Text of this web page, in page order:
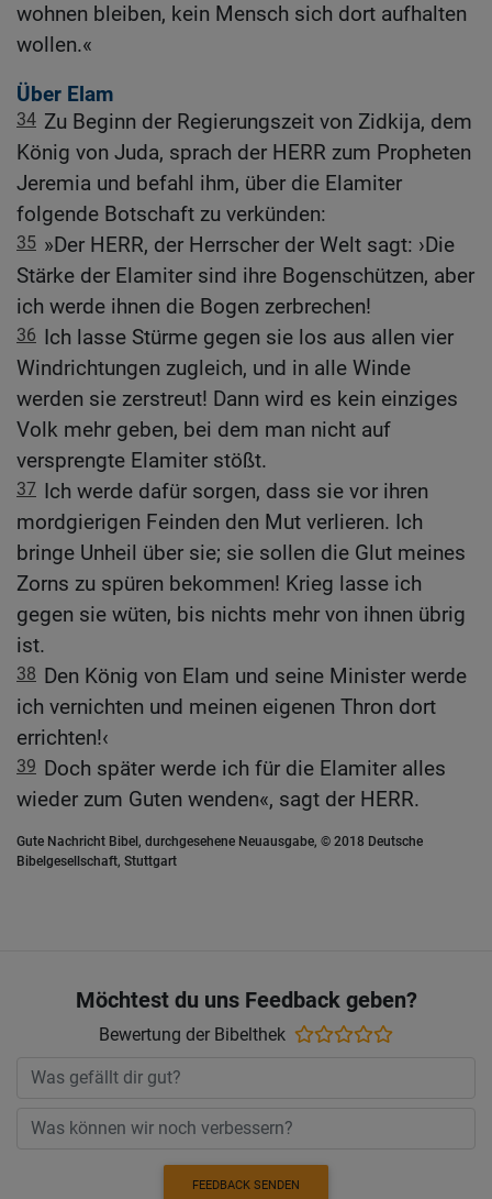
wohnen bleiben, kein Mensch sich dort aufhalten
wollen.«
Über Elam
34 Zu Beginn der Regierungszeit von Zidkija, dem
König von Juda, sprach der HERR zum Propheten
Jeremia und befahl ihm, über die Elamiter
folgende Botschaft zu verkünden:
35 »Der HERR, der Herrscher der Welt sagt: ›Die
Stärke der Elamiter sind ihre Bogenschützen, aber
ich werde ihnen die Bogen zerbrechen!
36 Ich lasse Stürme gegen sie los aus allen vier
Windrichtungen zugleich, und in alle Winde
werden sie zerstreut! Dann wird es kein einziges
Volk mehr geben, bei dem man nicht auf
versprengte Elamiter stößt.
37 Ich werde dafür sorgen, dass sie vor ihren
mordgierigen Feinden den Mut verlieren. Ich
bringe Unheil über sie; sie sollen die Glut meines
Zorns zu spüren bekommen! Krieg lasse ich
gegen sie wüten, bis nichts mehr von ihnen übrig
ist.
38 Den König von Elam und seine Minister werde
ich vernichten und meinen eigenen Thron dort
errichten!‹
39 Doch später werde ich für die Elamiter alles
wieder zum Guten wenden«, sagt der HERR.
Gute Nachricht Bibel, durchgesehene Neuausgabe, © 2018 Deutsche
Bibelgesellschaft, Stuttgart
Möchtest du uns Feedback geben?
Bewertung der Bibelthek
FEEDBACK SENDEN